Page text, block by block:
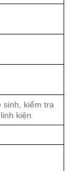
sinh, kiểm tra
kiện